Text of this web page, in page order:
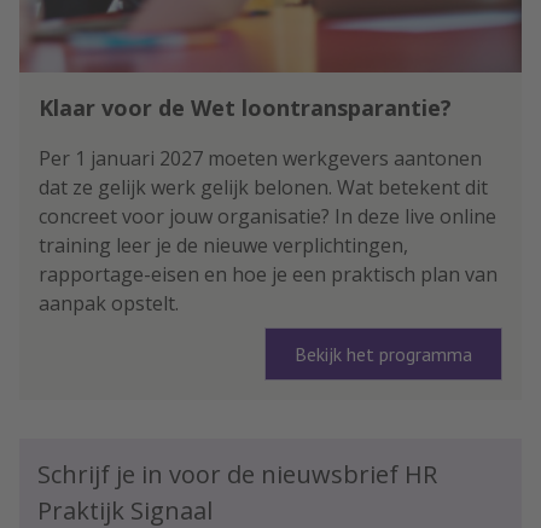
Klaar voor de Wet loontransparantie?
Per 1 januari 2027 moeten werkgevers aantonen
dat ze gelijk werk gelijk belonen. Wat betekent dit
concreet voor jouw organisatie? In deze live online
training leer je de nieuwe verplichtingen,
rapportage-eisen en hoe je een praktisch plan van
aanpak opstelt.
Bekijk het programma
Schrijf je in voor de nieuwsbrief HR
Praktijk Signaal